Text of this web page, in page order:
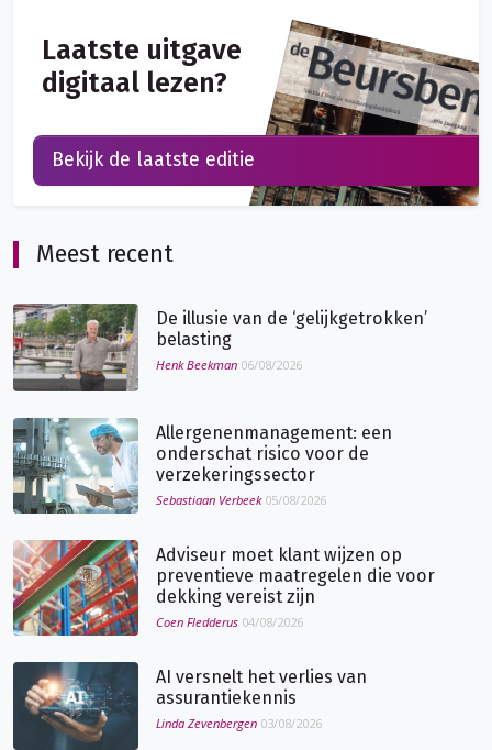
Meest recent
De illusie van de ‘gelijkgetrokken’
belasting
Henk Beekman 06/08/2026
Allergenenmanagement: een
onderschat risico voor de
verzekeringssector
Sebastiaan Verbeek 05/08/2026
Adviseur moet klant wijzen op
preventieve maatregelen die voor
dekking vereist zijn
Coen Fledderus 04/08/2026
AI versnelt het verlies van
assurantiekennis
Linda Zevenbergen 03/08/2026
Laatste uitgave
digitaal lezen?
Bekijk de laatste editie